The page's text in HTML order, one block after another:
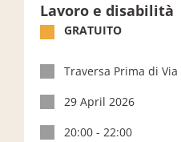
Lavoro e disabilità
29 April 2026
20:00 - 22:00
GRATUITO
Traversa Prima di